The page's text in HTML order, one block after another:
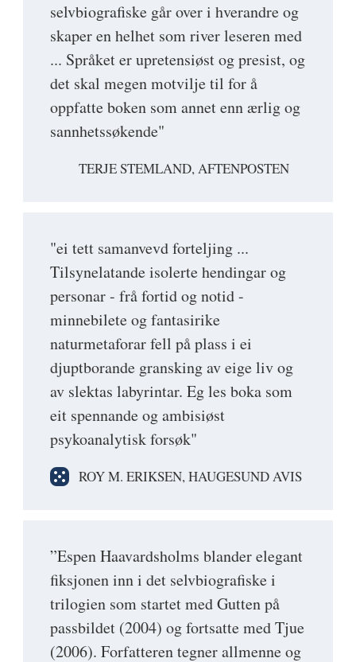
selvbiografiske går over i hverandre og
skaper en helhet som river leseren med
... Språket er upretensiøst og presist, og
det skal megen motvilje til for å
oppfatte boken som annet enn ærlig og
sannhetssøkende"
TERJE STEMLAND, AFTENPOSTEN
"ei tett samanvevd forteljing ...
Tilsynelatande isolerte hendingar og
personar - frå fortid og notid -
minnebilete og fantasirike
naturmetaforar fell på plass i ei
djuptborande gransking av eige liv og
av slektas labyrintar. Eg les boka som
eit spennande og ambisiøst
psykoanalytisk forsøk"
ROY M. ERIKSEN, HAUGESUND AVIS
”Espen Haavardsholms blander elegant
fiksjonen inn i det selvbiografiske i
trilogien som startet med Gutten på
passbildet (2004) og fortsatte med Tjue
(2006). Forfatteren tegner allmenne og